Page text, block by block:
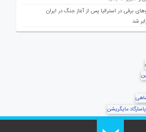
برقی در استرالیا پس از آغاز جنگ در ایران
شد